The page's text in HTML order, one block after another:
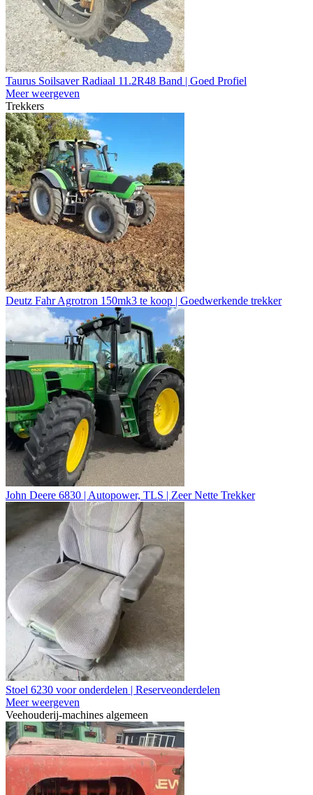
Taurus Soilsaver Radiaal 11.2R48 Band | Goed Profiel
Meer weergeven
Trekkers
Deutz Fahr Agrotron 150mk3 te koop | Goedwerkende trekker
John Deere 6830 | Autopower, TLS | Zeer Nette Trekker
Stoel 6230 voor onderdelen | Reserveonderdelen
Meer weergeven
Veehouderij-machines algemeen